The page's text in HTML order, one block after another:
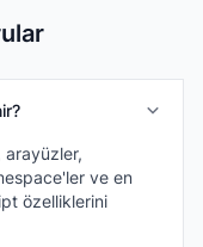
arayüzler,
ve en
özelliklerini